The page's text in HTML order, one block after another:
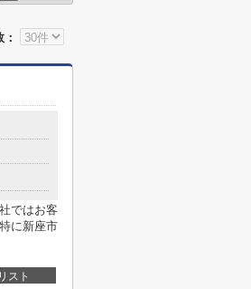
ではお客
に新座市
スト